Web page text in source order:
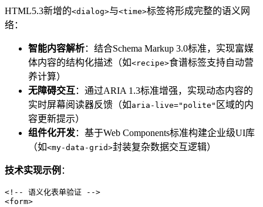
HTML5.3新增的<dialog>与<time>标签将形成完整的语义网
络：
智能内容解析​：结合Schema Markup 3.0标准，实现富媒
体内容的结构化描述（如<recipe>食谱标签支持自动营
养计算）
无障碍交互 ​：通过ARIA 1.3标准增强，实现动态内容的
实时屏幕阅读器反馈（如 aria-live="polite" 区域的内
容更新提示）
组件化开发​：基于Web Components标准构建企业级UI库
（如<my-data-grid>封装复杂数据交互逻辑）
技术实现示例 ​：
<!-- 语义化表单验证 -->
<form>